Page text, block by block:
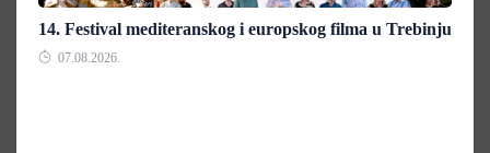
14. Festival mediteranskog i europskog filma u Trebinju
07.08.2026.